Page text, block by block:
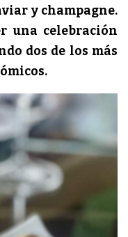
y champagne.
una celebración
dos de los más